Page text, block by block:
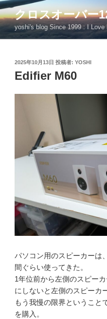
コ
ン
テ
ン
クロスオーバー
yoshi's blog Since 1999 : I
投
稿
日:
2025年10月13日 投稿者: YOSHI
Edifier M60
パソコン用のスピーカーは
間ぐらい使ってきた。
1年位前から左側のスピー
にしないと左側のスピーカ
もう我慢の限界ということ
を購入。